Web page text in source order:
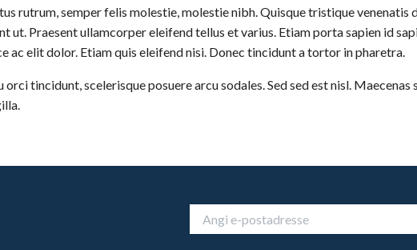
rutrum, semper felis molestie, molestie nibh. Quisque tristique venenatis
ut. Praesent ullamcorper eleifend tellus et varius. Etiam porta sapien id
ac elit dolor. Etiam quis eleifend nisi. Donec tincidunt a tortor in pharetra.
orci tincidunt, scelerisque posuere arcu sodales. Sed sed est nisl. Maecenas